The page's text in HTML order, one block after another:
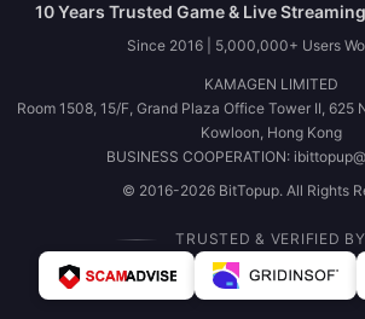
10 Years Trusted Game & Live
Since 2016 | 5,000,000+ Users
KAMAGEN LIMITED
Room 1508, 15/F, Grand Plaza Office Tower II, 625
Kowloon, Hong Kong
BUSINESS COOPERATION:
© 2016-2026 BitTopup. All Rights
TRUSTED & VERIFIED BY